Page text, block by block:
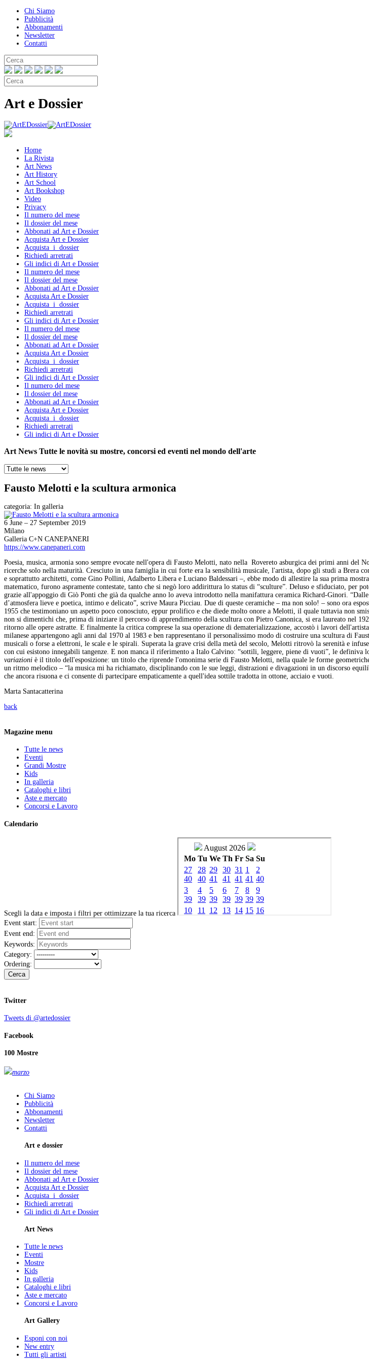
Chi Siamo
Pubblicità
Abbonamenti
Newsletter
Contatti
Art e Dossier
Home
La Rivista
Art News
Art History
Art School
Art Bookshop
Video
Privacy
Il numero del mese
Il dossier del mese
Abbonati ad Art e Dossier
Acquista Art e Dossier
Acquista i dossier
Richiedi arretrati
Gli indici di Art e Dossier
Il numero del mese
Il dossier del mese
Abbonati ad Art e Dossier
Acquista Art e Dossier
Acquista i dossier
Richiedi arretrati
Gli indici di Art e Dossier
Il numero del mese
Il dossier del mese
Abbonati ad Art e Dossier
Acquista Art e Dossier
Acquista i dossier
Richiedi arretrati
Gli indici di Art e Dossier
Il numero del mese
Il dossier del mese
Abbonati ad Art e Dossier
Acquista Art e Dossier
Acquista i dossier
Richiedi arretrati
Gli indici di Art e Dossier
Art News Tutte le novità su mostre, concorsi ed eventi nel mondo dell'arte
Fausto Melotti e la scultura armonica
categoria: In galleria
6 June – 27 September 2019
Milano
Galleria C+N CANEPANERI
https://www.canepaneri.com
Poesia, musica, armonia sono sempre evocate nell'opera di Fausto Melotti, nato nella Rovereto asburgica dei primi anni del
ricerche solo nella maturità. Cresciuto in una famiglia in cui forte era la sensibilità musicale, l'artista, dopo gli studi a Brera
e soprattutto architetti, come Gino Pollini, Adalberto Libera e Luciano Baldessari –, ebbe modo di allestire la sua prima
matematico, furono aspramente contestate, tanto che si negò loro addirittura lo status di “sculture”. Deluso e sfiduciato,
grazie all'appoggio di Giò Ponti che già da qualche anno lo aveva introdotto nella manifattura ceramica Richard-Ginori.
d’atmosfera lieve e poetica, intimo e delicato”, scrive Maura Picciau. Due di queste ceramiche – ma non solo! – sono ora
1955 che testimoniano un aspetto poco conosciuto, eppur prolifico e che diede molto onore a Melotti, il quale tuttavia non
non si dimentichi che, prima di iniziare il percorso di apprendimento della scultura con Pietro Canonica, si era laureato nel
ritorno alle opere astratte. E finalmente la critica comprese la sua operazione di dematerializzazione, accostò i lavori
milanese appartengono agli anni dal 1970 al 1983 e ben rappresentano il personalissimo modo di costruire una scultura di
musicali o forse a elettroni, le scale e le spirali. Superata la grave crisi della metà del secolo, Melotti ritrovò la serenità e
con cui esistono innegabili tangenze. E non manca il riferimento a Italo Calvino: “sottili, leggere, piene di vuoti”, le definiva
variazioni è il titolo dell'esposizione: un titolo che riprende l'omonima serie di Fausto Melotti, nella quale le forme
un ritmo melodico – “la musica mi ha richiamato, disciplinando con le sue leggi, distrazioni e divagazioni in un discorso
che ancora risuona e ci consente di partecipare empaticamente a quell'idea sottile tradotta in ottone, acciaio e vuoti.
Marta Santacatterina
back
Magazine menu
Tutte le news
Eventi
Grandi Mostre
Kids
In galleria
Cataloghi e libri
Aste e mercato
Concorsi e Lavoro
Calendario
Scegli la data e imposta i filtri per ottimizzare la tua ricerca
Event start:
Event end:
Keywords:
Category:
Ordering:
Cerca
Twitter
Tweets di @artedossier
Facebook
100 Mostre
marzo
Chi Siamo
Pubblicità
Abbonamenti
Newsletter
Contatti
Art e dossier
Il numero del mese
Il dossier del mese
Abbonati ad Art e Dossier
Acquista Art e Dossier
Acquista i dossier
Richiedi arretrati
Gli indici di Art e Dossier
Art News
Tutte le news
Eventi
Mostre
Kids
In galleria
Cataloghi e libri
Aste e mercato
Concorsi e Lavoro
Art Gallery
Esponi con noi
New entry
Tutti gli artisti